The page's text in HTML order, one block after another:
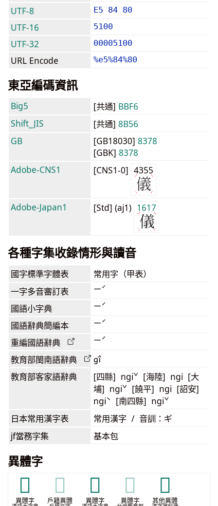
UTF-8 E5 84 80
UTF-16 5100
UTF-32 00005100
URL Encode %e5%84%80
東亞編碼資訊
Big5 [共通] BBF6
Shift_JIS
[共通] 8B56
GB
[GB18030] 8378
[GBK] 8378
Adobe-CNS1
[CNS1-0] 4355
Adobe-Japan1 [Std] (aj1) 1617
各種字集收錄情形與讀音
國字標準字體表 常用字（甲表）
一字多音審訂表 ㄧˊ
國語小字典 ㄧˊ
國語辭典簡編本 ㄧˊ
重編國語辭典 ㄧˊ
教育部閩南語辭典 gî
教育部客家語辭典
[四縣] ngiˇ [海陸] ngi [大
埔] ngiˇ [饒平] ngi [詔安]
ngiˋ [南四縣] ngiˇ
日本常用漢字表 常用漢字 / 音訓：ギ
jf當務字集 基本包
異體字
𥪺
異體字
𥪺
戶籍異體
𥫃
異體字
𥫃
異體字
𪜧
其他異體